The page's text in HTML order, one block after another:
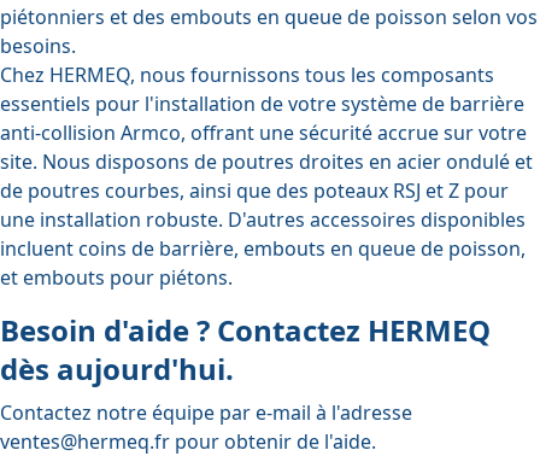
piétonniers et des embouts en queue de poisson selon vos
besoins.
Chez HERMEQ, nous fournissons tous les composants
essentiels pour l'installation de votre système de barrière
anti-collision Armco, offrant une sécurité accrue sur votre
site. Nous disposons de poutres droites en acier onduléet
de poutres courbes, ainsi que des poteaux RSJ etZ pour
une installation robuste. D'autres accessoires disponibles
incluentcoins de barrière, embouts en queue de poisson,
etembouts pour piétons.
Besoin d'aide ? Contactez HERMEQ
dès aujourd'hui.
Contactez notre équipe par e-mail à l'adresse
ventes@hermeq.fr pour obtenir de l'aide.